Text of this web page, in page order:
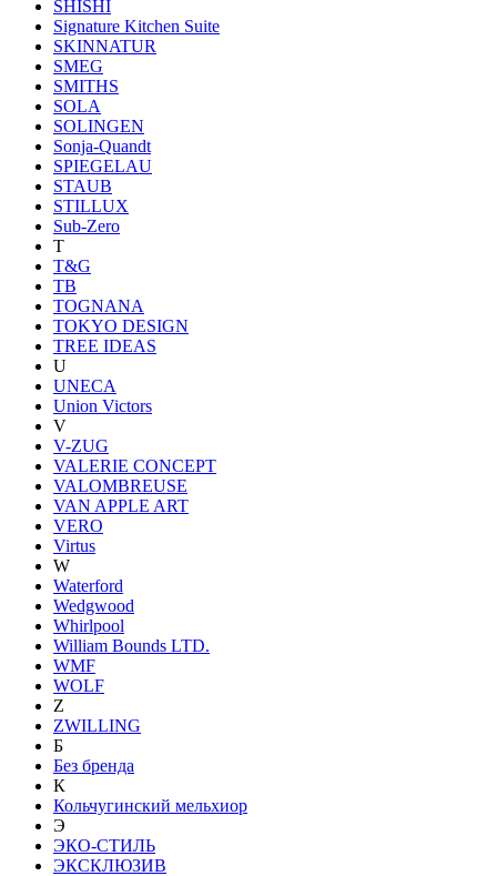
SHISHI
Signature Kitchen Suite
SKINNATUR
SMEG
SMITHS
SOLA
SOLINGEN
Sonja-Quandt
SPIEGELAU
STAUB
STILLUX
Sub-Zero
T
T&G
TB
TOGNANA
TOKYO DESIGN
TREE IDEAS
U
UNECA
Union Victors
V
V-ZUG
VALERIE CONCEPT
VALOMBREUSE
VAN APPLE ART
VERO
Virtus
W
Waterford
Wedgwood
Whirlpool
William Bounds LTD.
WMF
WOLF
Z
ZWILLING
Б
Без бренда
К
Кольчугинский мельхиор
Э
ЭКО-СТИЛЬ
ЭКСКЛЮЗИВ